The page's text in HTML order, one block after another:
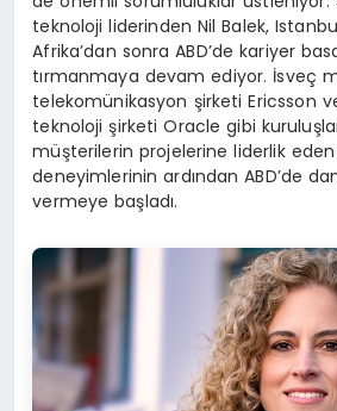
teknoloji liderinden Nil Balek,
Afrika’dan sonra ABD’de kariyer
tırmanmaya devam ediyor. İsveç
telekomünikasyon şirketi Ericsson
teknoloji şirketi Oracle gibi
müşterilerin projelerine liderlik eden
deneyimlerinin ardından ABD’de
vermeye başladı.